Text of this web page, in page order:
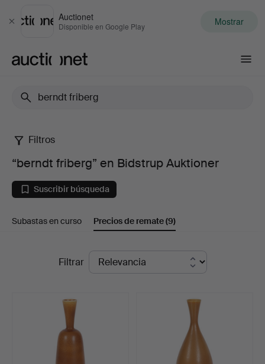
Cerrar
Auctionet
Disponible en Google Play Mostrar
“berndt
friberg”
en
Bidstrup
Auktioner
Filtros
“berndt friberg” en Bidstrup Auktioner
Suscribir búsqueda
Subastas en curso Precios de remate(9)
Filtrar